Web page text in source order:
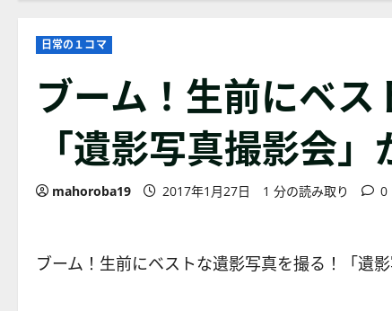
日常の１コマ
ブーム！生前にベス
「遺影写真撮影会
mahoroba19 2017年1月27日 1 分の読み取り 0
ブーム！生前にベストな遺影写真を撮る！「遺